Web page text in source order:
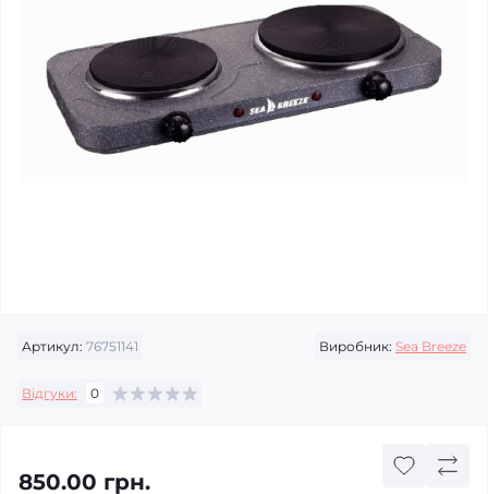
Артикул: 76751141 Виробник: Sea Breeze
Відгуки: 0
850.00 грн.